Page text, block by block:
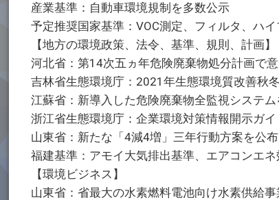
産業基準：自動車環境規制を多数公示
予定推奨国家基準：VOC測定、フィルタ、ハ
【地方の環境政策、法令、基準、規則、計画】
河北省：第14次五ヵ年危険廃棄物処分計画で
吉林省生態環境庁：2021年生態環境質改善秋
江蘇省：新導入した危険廃棄物全監視システ
浙江省生態環境庁：企業環境対策情報開示ガ
山東省：新たな「4減4増」三年行動方案を公布
福建基準：アモイ大気排出基準、エアコンエ
【環境ビジネス】
山東省：省最大の水素燃料電池向け水素供給